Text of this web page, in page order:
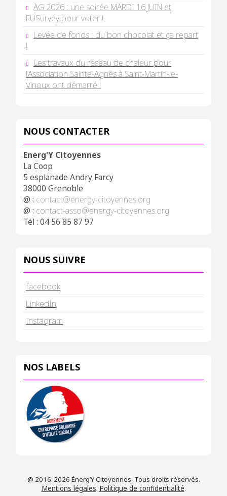
AG 2026 : une soirée MARDI 16 JUIN et
EUSurvey pour voter !
Levée de fonds : du bon chocolat et ça repart
!
Les travaux du réseau de chaleur pour
l’Association Sainte-Agnès à Saint-Martin-le-
Vinoux ont démarré !
NOUS CONTACTER
Energ'Y Citoyennes
La Coop
5 esplanade Andry Farcy
38000 Grenoble
@ : contact@energy-citoyennes.org
@ : contact-asso@energy-citoyennes.org
Tél : 04 56 85 87 97
NOUS SUIVRE
facebook
LinkedIn
Instagram
NOS LABELS
@ 2016-2026 Énerg’Y Citoyennes. Tous droits réservés.
Mentions légales. Politique de confidentialité.